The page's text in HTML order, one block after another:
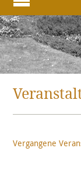
Vergangene